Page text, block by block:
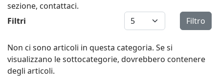
sezione, contattaci.
Filtri
Visualizza # Filtro
Non ci sono articoli in questa categoria. Se si
visualizzano le sottocategorie, dovrebbero contenere
degli articoli.